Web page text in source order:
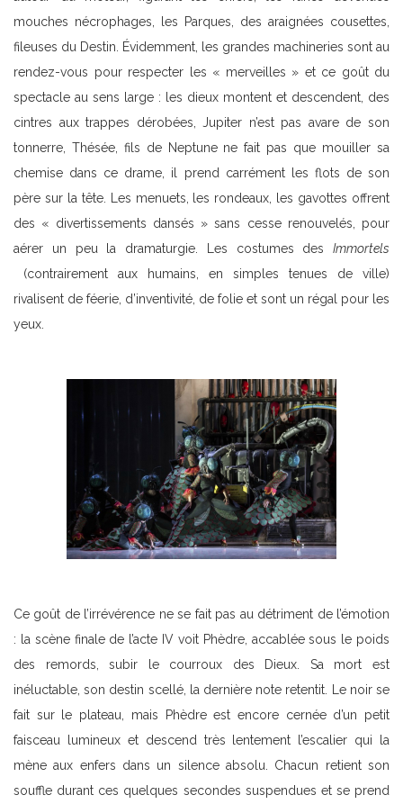
mouches nécrophages, les Parques, des araignées cousettes,
fileuses du Destin. Évidemment, les grandes machineries sont au
rendez-vous pour respecter les « merveilles » et ce goût du
spectacle au sens large : les dieux montent et descendent, des
cintres aux trappes dérobées, Jupiter n’est pas avare de son
tonnerre, Thésée, fils de Neptune ne fait pas que mouiller sa
chemise dans ce drame, il prend carrément les flots de son
père sur la tête. Les menuets, les rondeaux, les gavottes offrent
des « divertissements dansés » sans cesse renouvelés, pour
aérer un peu la dramaturgie. Les costumes des Immortels
(contrairement aux humains, en simples tenues de ville)
rivalisent de féerie, d’inventivité, de folie et sont un régal pour les
yeux.
Ce goût de l’irrévérence ne se fait pas au détriment de l’émotion
: la scène finale de l’acte IV voit Phèdre, accablée sous le poids
des remords, subir le courroux des Dieux. Sa mort est
inéluctable, son destin scellé, la dernière note retentit. Le noir se
fait sur le plateau, mais Phèdre est encore cernée d’un petit
faisceau lumineux et descend très lentement l’escalier qui la
mène aux enfers dans un silence absolu. Chacun retient son
souffle durant ces quelques secondes suspendues et se prend